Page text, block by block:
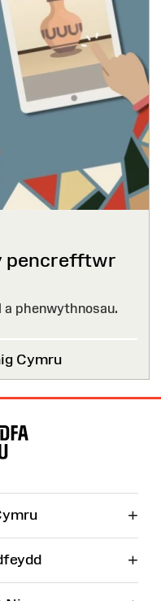
pencrefftwr
a phenwythnosau.
Cymru
+
+